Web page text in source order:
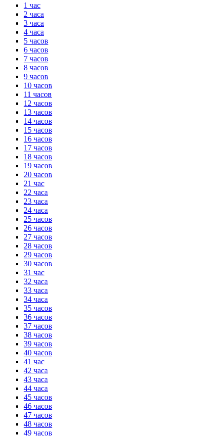
1 час
2 часа
3 часа
4 часа
5 часов
6 часов
7 часов
8 часов
9 часов
10 часов
11 часов
12 часов
13 часов
14 часов
15 часов
16 часов
17 часов
18 часов
19 часов
20 часов
21 час
22 часа
23 часа
24 часа
25 часов
26 часов
27 часов
28 часов
29 часов
30 часов
31 час
32 часа
33 часа
34 часа
35 часов
36 часов
37 часов
38 часов
39 часов
40 часов
41 час
42 часа
43 часа
44 часа
45 часов
46 часов
47 часов
48 часов
49 часов